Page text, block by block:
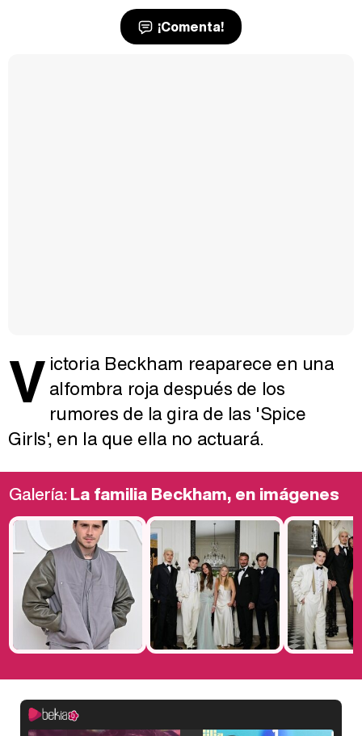
¡Comenta!
V ictoria Beckham reaparece en una
alfombra roja después de los
rumores de la gira de las 'Spice
Girls', en la que ella no actuará.
Galería:La familia Beckham, en imágenes